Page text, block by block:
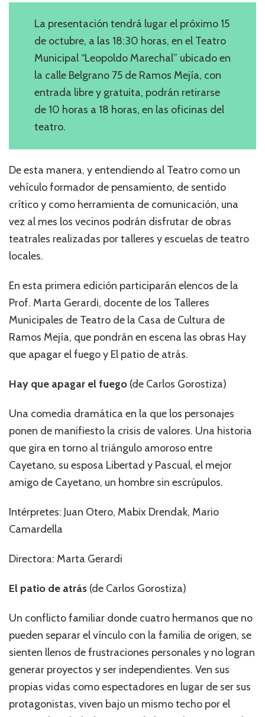
La presentación tendrá lugar el próximo 15
de octubre, a las 18:30 horas, en el Teatro
Municipal “Leopoldo Marechal” ubicado en
la calle Belgrano 75 de Ramos Mejía, con
entrada libre y gratuita, podrán retirarse
de 10 horas a 18 horas, en las oficinas del
teatro.
De esta manera, y entendiendo al Teatro como un
vehículo formador de pensamiento, de sentido
crítico y como herramienta de comunicación, una
vez al mes los vecinos podrán disfrutar de obras
teatrales realizadas por talleres y escuelas de teatro
locales.
En esta primera edición participarán elencos de la
Prof. Marta Gerardi, docente de los Talleres
Municipales de Teatro de la Casa de Cultura de
Ramos Mejía, que pondrán en escena las obras Hay
que apagar el fuego y El patio de atrás.
Hay que apagar el fuego (de Carlos Gorostiza)
Una comedia dramática en la que los personajes
ponen de manifiesto la crisis de valores. Una historia
que gira en torno al triángulo amoroso entre
Cayetano, su esposa Libertad y Pascual, el mejor
amigo de Cayetano, un hombre sin escrúpulos.
Intérpretes: Juan Otero, Mabix Drendak, Mario
Camardella
Directora: Marta Gerardi
El patio de atrás (de Carlos Gorostiza)
Un conflicto familiar donde cuatro hermanos que no
pueden separar el vínculo con la familia de origen, se
sienten llenos de frustraciones personales y no logran
generar proyectos y ser independientes. Ven sus
propias vidas como espectadores en lugar de ser sus
protagonistas, viven bajo un mismo techo por el